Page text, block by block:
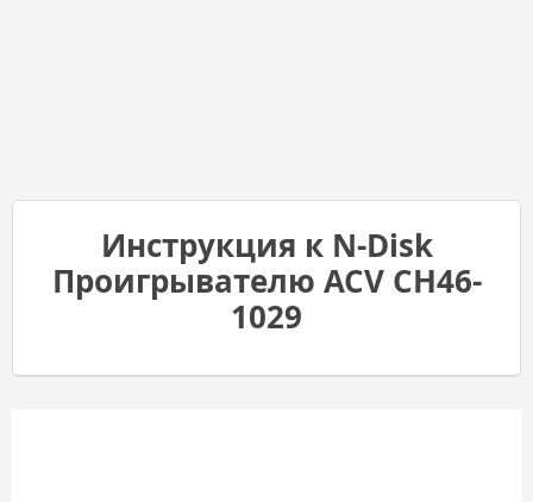
Инструкция к N-Disk
Проигрывателю ACV CH46-
1029